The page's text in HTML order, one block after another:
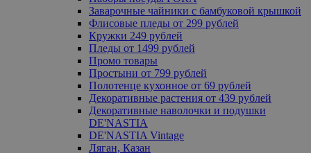
Заварочные чайники с бамбуковой крышкой
Флисовые пледы от 299 рублей
Кружки 249 рублей
Пледы от 1499 рублей
Промо товары
Простыни от 799 рублей
Полотенце кухонное от 69 рублей
Декоративные растения от 439 рублей
Декоративные наволочки и подушки
DE'NASTIA
DE'NASTIA Vintage
Ляган, Казан